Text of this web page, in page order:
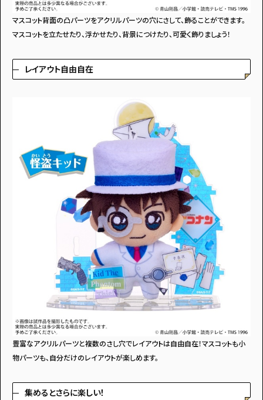
答えて
・マイナビティーンズについて
・利用規約
・お問い合わせ
・広告掲載のお問い合わせ
マスコット背面の凸パーツをアクリルパーツの穴にさして、飾ることができます。
マスコットを立たせたり、浮かせたり、背景につけたり、可愛く飾りましょう！
レイアウト自由自在
豊富なアクリルパーツと複数のさし穴でレイアウトは自由自在！マスコットも小
物パーツも、自分だけのレイアウトが楽しめます。
集めるとさらに楽しい！